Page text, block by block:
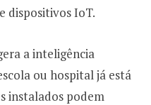
dispositivos IoT.
a inteligência
ou hospital já está
instalados podem